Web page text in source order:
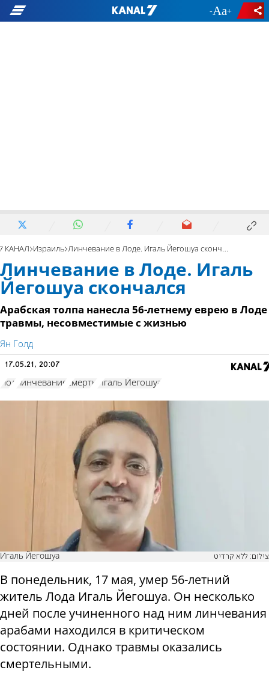
- +
7 КАНАЛ Израиль Линчевание в Лоде. Игаль Йегошуа скончался
Линчевание в Лоде. Игаль
Йегошуа скончался
Арабская толпа нанесла 56-летнему еврею в Лоде
травмы, несовместимые с жизнью
Ян Голд
17.05.21, 20:07
Лод линчевание смерть Игаль Йегошуа
Игаль Йегошуа צילום: ללא קרדיט
В понедельник, 17 мая, умер 56-летний
житель Лода Игаль Йегошуа. Он несколько
дней после учиненного над ним линчевания
арабами находился в критическом
состоянии. Однако травмы оказались
смертельными.